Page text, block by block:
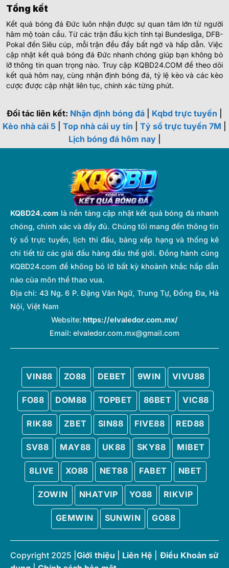
Tổng kết
Kết quả bóng đá Đức luôn nhận được sự quan tâm lớn từ người
hâm mộ toàn cầu. Từ các trận đấu kịch tính tại Bundesliga, DFB-
Pokal đến Siêu cúp, mỗi trận đều đầy bất ngờ và hấp dẫn. Việc
cập nhật kết quả bóng đá Đức nhanh chóng giúp bạn không bỏ
lỡ thông tin quan trọng nào. Truy cập KQBD24.COM để theo dõi
kết quả hôm nay, cùng nhận định bóng đá, tỷ lệ kèo và các kèo
cược được cập nhật liên tục, chính xác từng phút.
Đối tác liên kết: Nhận định bóng đá Kqbd trực tuyến
Kèo nhà cái 5
Top nhà cái uy tín Tỷ số trực tuyến 7M
Lịch bóng đá hôm nay|
KQBD24.com là nền tảng cập nhật kết quả bóng đá nhanh
chóng, chính xác và đầy đủ. Chúng tôi mang đến thông tin
tỷ số trực tuyến, lịch thi đấu, bảng xếp hạng và thống kê
chi tiết từ các giải đấu hàng đầu thế giới. Đồng hành cùng
KQBD24.com để không bỏ lỡ bất kỳ khoảnh khắc hấp dẫn
nào của môn thể thao vua.
Địa chỉ: 43 Ng. 6 P. Đặng Văn Ngữ, Trung Tự, Đống Đa, Hà
Nội, Việt Nam
Website:https://elvaledor.com.mx/
Email: elvaledor.com.mx@gmail.com
VIN88 ZO88 DEBET 9WIN VIVU88
FO88 DOM88 TOPBET 86BET VIC88
RIK88 ZBET SIN88 FIVE88 RED88
SV88 MAY88 UK88 SKY88 MIBET
8LIVE XO88 NET88 FABET NBET
ZOWIN NHATVIP YO88 RIKVIP
GEMWIN SUNWIN GO88
Copyright 2025 |Giới thiệu Liên Hệ
Điều Khoản sử